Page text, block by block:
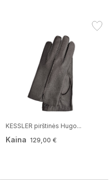
KESSLER pirštinės Hugo...
Kaina 129,00 €